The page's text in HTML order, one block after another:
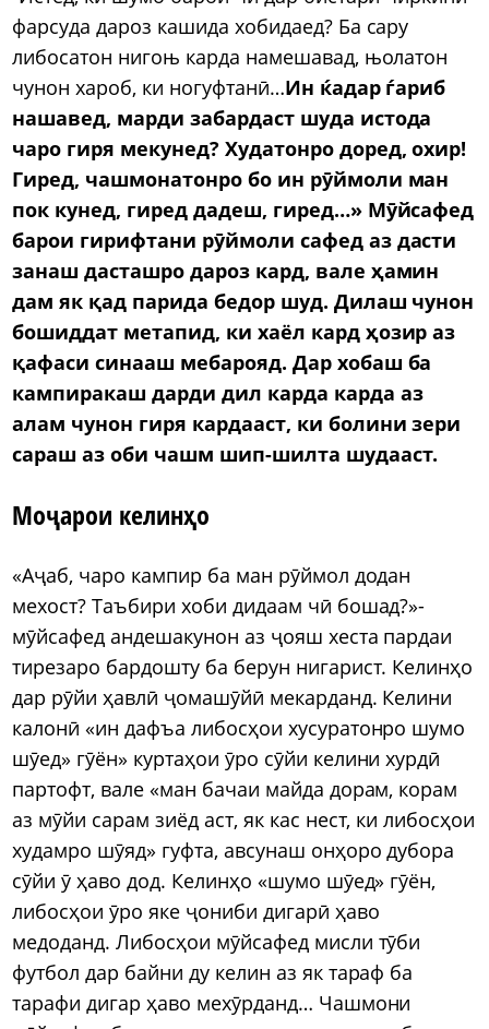
фарсуда дароз кашида хобидаед? Ба сару
либосатон нигоњ карда намешавад, њолатон
чунон хароб, ки ногуфтанӣ…Ин ќадар ѓариб
нашавед, марди забардаст шуда истода
чаро гиря мекунед? Худатонро доред, охир!
Гиред, чашмонатонро бо ин рӯймоли ман
пок кунед, гиред дадеш, гиред…» Мӯйсафед
барои гирифтани рӯймоли сафед аз дасти
занаш дасташро дароз кард, вале ҳамин
дам як қад парида бедор шуд. Дилаш чунон
бошиддат метапид, ки хаёл кард ҳозир аз
қафаси синааш мебарояд. Дар хобаш ба
кампиракаш дарди дил карда карда аз
алам чунон гиря кардааст, ки болини зери
сараш аз оби чашм шип-шилта шудааст.
Моҷарои келинҳо
«Аҷаб, чаро кампир ба ман рӯймол додан
мехост? Таъбири хоби дидаам чӣ бошад?»-
мӯйсафед андешакунон аз ҷояш хеста пардаи
тирезаро бардошту ба берун нигарист. Келинҳо
дар рӯйи ҳавлӣ ҷомашӯйӣ мекарданд. Келини
калонӣ «ин дафъа либосҳои хусуратонро шумо
шӯед» гӯён» куртаҳои ӯро сӯйи келини хурдӣ
партофт, вале «ман бачаи майда дорам, корам
аз мӯйи сарам зиёд аст, як кас нест, ки либосҳои
худамро шӯяд» гуфта, авсунаш онҳоро дубора
сӯйи ӯ ҳаво дод. Келинҳо «шумо шӯед» гӯён,
либосҳои ӯро яке ҷониби дигарӣ ҳаво
медоданд. Либосҳои мӯйсафед мисли тӯби
футбол дар байни ду келин аз як тараф ба
тарафи дигар ҳаво мехӯрданд… Чашмони